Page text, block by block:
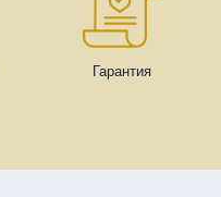
Гарантия